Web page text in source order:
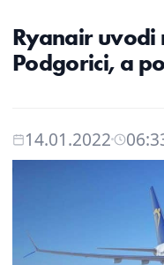
Ryanair uvodi
Podgorici, a
14.01.2022